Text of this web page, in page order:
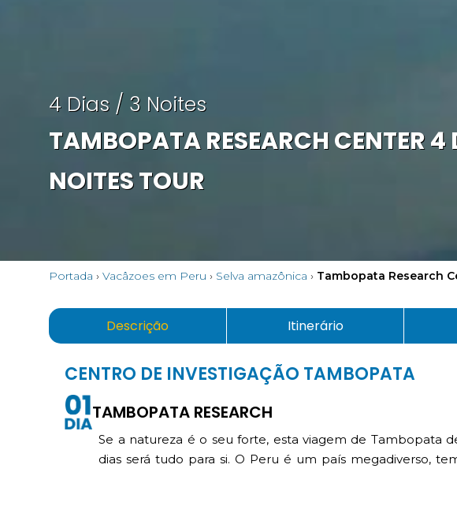
4 Dias / 3 Noites
TAMBOPATA RESEARCH CENTER 4
NOITES TOUR
Portada ›Vacâzoes em Peru › Selva amazônica › Tambopata Research
Descrição Itinerário
CENTRO DE INVESTIGAÇÃO TAMBOPATA
TAMBOPATA RESEARCH
Se a natureza é o seu forte, esta viagem de Tambopata
dias será tudo para si. O Peru é um país megadiverso,